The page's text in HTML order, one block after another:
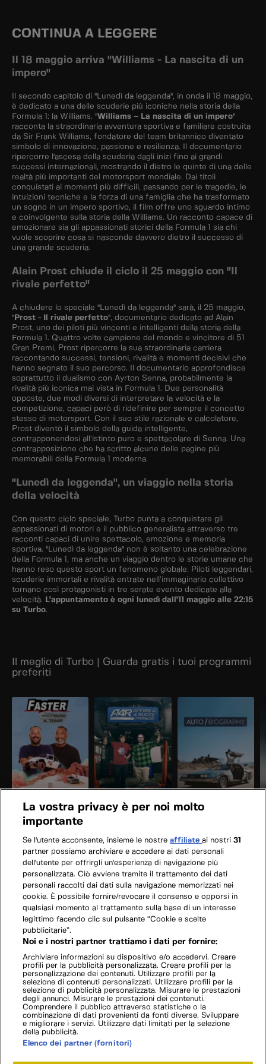
CONTINUA A LEGGERE
Il 18 maggio arriva "Williams - La nascita di un
impero"
Il secondo capitolo di "Lunedì da leggenda", in onda il 18 maggio,
è dedicato a una delle scuderie più iconiche nella storia della
Formula 1: la Williams. "Williams – La nascita di un impero"
racconta la straordinaria avventura sportiva e familiare costruita
da Sir Frank Williams, fondatore del team britannico diventato
simbolo di innovazione, passione e resilienza. Il documentario
ripercorre l'ascesa della scuderia dagli inizi fino ai grandi
successi internazionali, mostrando il dietro le quinte di una delle
realtà più importanti del motorsport mondiale. Dai titoli
conquistati ai momenti più difficili, passando per le tragedie, le
intuizioni tecniche e la forza di una famiglia che ha trasformato
un sogno in un impero sportivo, il film offre uno sguardo intimo
e coinvolgente sulla storia della Williams. Un racconto capace di
emozionare sia gli appassionati storici della Formula 1 sia chi
vuole scoprire cosa si nasconde davvero dietro il successo di
una grande scuderia.
Alain Prost chiude il ciclo il 25 maggio con "Il
rivale perfetto"
A chiudere lo speciale "Lunedì da leggenda" sarà, il 25 maggio,
" Prost - Il rivale perfetto", documentario dedicato ad Alain
Prost, uno dei piloti più vincenti e intelligenti della storia della
Formula 1. Quattro volte campione del mondo e vincitore di 51
Gran Premi, Prost ripercorre la sua straordinaria carriera
raccontando successi, tensioni, rivalità e momenti decisivi che
hanno segnato il suo percorso. Il documentario approfondisce
soprattutto il dualismo con Ayrton Senna, probabilmente la
rivalità più iconica mai vista in Formula 1. Due personalità
opposte, due modi diversi di interpretare la velocità e la
competizione, capaci però di ridefinire per sempre il concetto
stesso di motorsport. Con il suo stile razionale e calcolatore,
Prost diventò il simbolo della guida intelligente,
contrapponendosi all’istinto puro e spettacolare di Senna. Una
contrapposizione che ha scritto alcune delle pagine più
memorabili della Formula 1 moderna.
"Lunedì da leggenda", un viaggio nella storia
della velocità
Con questo ciclo speciale, Turbo punta a conquistare gli
appassionati di motori e il pubblico generalista attraverso tre
racconti capaci di unire spettacolo, emozione e memoria
sportiva. "Lunedì da leggenda" non è soltanto una celebrazione
della Formula 1, ma anche un viaggio dentro le storie umane che
hanno reso questo sport un fenomeno globale. Piloti leggendari,
scuderie immortali e rivalità entrate nell’immaginario collettivo
tornano così protagonisti in tre serate evento dedicate alla
velocità.
L'appuntamento è ogni lunedì dall'11 maggio alle 22:15
su Turbo.
Il meglio di Turbo | Guarda gratis i tuoi programmi
preferiti
La vostra privacy è per noi molto
importante
Se l'utente acconsente, insieme le nostreaffiliateai nostri31
partner possiamo archiviare e accedere ai dati personali
dell'utente per offrirgli un'esperienza di navigazione più
personalizzata. Ciò avviene tramite il trattamento dei dati
personali raccolti dai dati sulla navigazione memorizzati nei
cookie. È possibile fornire/revocare il consenso e opporsi in
qualsiasi momento al trattamento sulla base di un interesse
legittimo facendo clic sul pulsante “Cookie e scelte
pubblicitarie”.
Noi e i nostri partner trattiamo i dati per fornire:
Archiviare informazioni su dispositivo e/o accedervi. Creare
profili per la pubblicità personalizzata. Creare profili per la
personalizzazione dei contenuti. Utilizzare profili per la
selezione di contenuti personalizzati. Utilizzare profili per la
selezione di pubblicità personalizzata. Misurare le prestazioni
degli annunci. Misurare le prestazioni dei contenuti.
Comprendere il pubblico attraverso statistiche o la
combinazione di dati provenienti da fonti diverse. Sviluppare
e migliorare i servizi. Utilizzare dati limitati per la selezione
della pubblicità.
Elenco dei partner (fornitori)